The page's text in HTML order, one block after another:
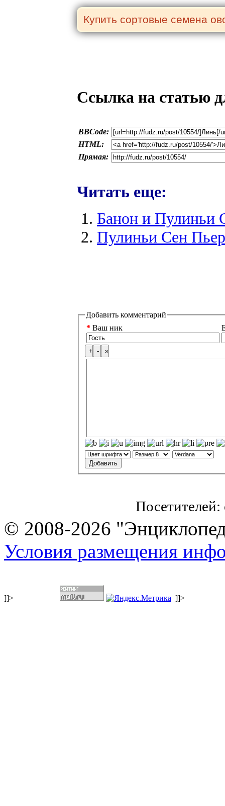
Ссылка на статью
BBCode:
HTML:
Прямая:
Читать еще:
Банон и Пулиньи
Пулиньи Сен
Добавить комментарий
* Ваш ник
Посетителей:
© 2008-2026
Условия размещения
]]> ]]>